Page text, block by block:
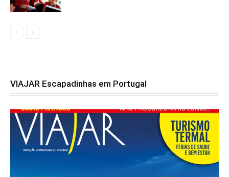
VIAJAR Escapadinhas em Portugal